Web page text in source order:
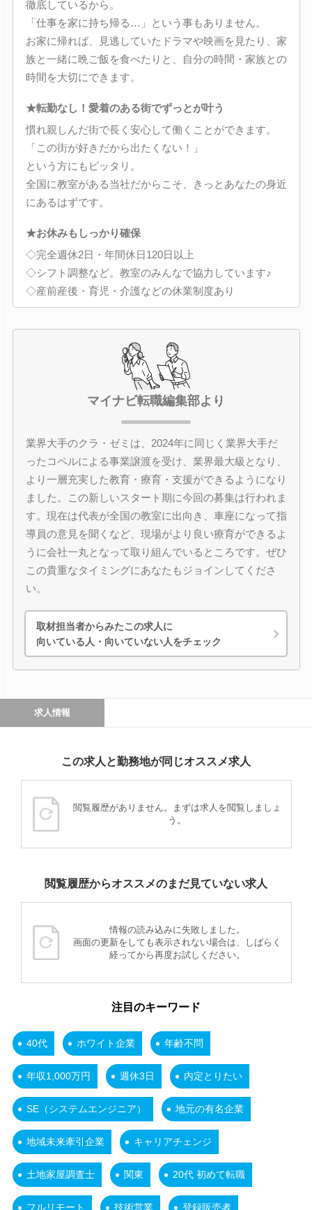
徹底しているから。
「仕事を家に持ち帰る…」という事もありません。
お家に帰れば、見逃していたドラマや映画を見たり、家
族と一緒に晩ご飯を食べたりと、自分の時間・家族との
時間を大切にできます。
★転勤なし！愛着のある街でずっとが叶う
慣れ親しんだ街で長く安心して働くことができます。
「この街が好きだから出たくない！」
という方にもピッタリ。
全国に教室がある当社だからこそ、きっとあなたの身近
にあるはずです。
★お休みもしっかり確保
◇完全週休2日・年間休日120日以上
◇シフト調整など。教室のみんなで協力しています♪
◇産前産後・育児・介護などの休業制度あり
マイナビ転職編集部より
業界大手のクラ・ゼミは、2024年に同じく業界大手だ
ったコペルによる事業譲渡を受け、業界最大級となり、
より一層充実した教育・療育・支援ができるようになり
ました。この新しいスタート期に今回の募集は行われま
す。現在は代表が全国の教室に出向き、車座になって指
導員の意見を聞くなど、現場がより良い療育ができるよ
うに会社一丸となって取り組んでいるところです。ぜひ
この貴重なタイミングにあなたもジョインしてくださ
い。
取材担当者からみたこの求人に
向いている人・向いていない人をチェック
求人情報
この求人と勤務地が同じオススメ求人
閲覧履歴がありません。まずは求人を閲覧しましょ
う。
閲覧履歴からオススメのまだ見ていない求人
情報の読み込みに失敗しました。
画面の更新をしても表示されない場合は、しばらく
経ってから再度お試しください。
注目のキーワード
40代 ホワイト企業 年齢不問
年収1,000万円 週休3日 内定とりたい
SE（システムエンジニア） 地元の有名企業
地域未来牽引企業 キャリアチェンジ
土地家屋調査士 関東 20代 初めて転職
フルリモート 技術営業 登録販売者